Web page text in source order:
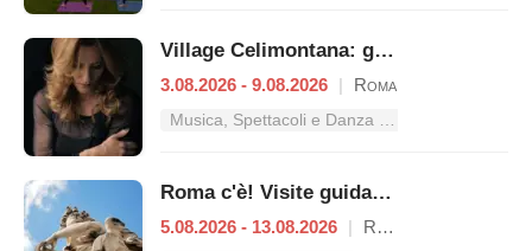
Village Celimontana: gli appuntamenti dal 3 al 9 agosto
3.08.2026 - 9.08.2026 | Roma
Roma c'è! Visite guidate (anche per bambini) dal 5 al 13 agosto 2026
5.08.2026 - 13.08.2026 | Roma